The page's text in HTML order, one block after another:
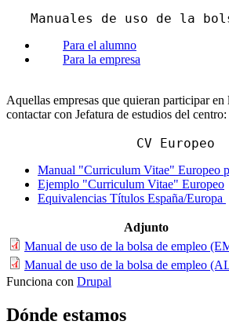
Manuales de uso de la
Para el alumno
Para la empresa
Aquellas empresas que quieran participar en
contactar con Jefatura de estudios del centro:
CV Europeo
Manual "Curriculum Vitae" Europeo
Ejemplo "Curriculum Vitae" Europeo
Equivalencias Títulos España/Europa
Adjunto
Manual de uso de la bolsa de empleo
Manual de uso de la bolsa de empleo
Funciona con Drupal
Dónde estamos